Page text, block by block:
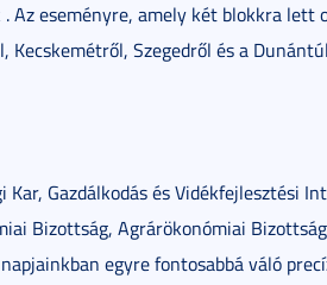
eseményre, amely két blokkra lett
Kecskemétről, Szegedről és a
Kar, Gazdálkodás és Vidékfejlesztési
Bizottság, Agrárökonómiai
egyre fontosabbá váló